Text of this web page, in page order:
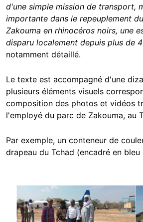
d'une simple mission de transport,
importante dans le repeuplement
Zakouma en rhinocéros noirs, une
disparu localement depuis plus de
notamment détaillé.
Le texte est accompagné d'une
plusieurs éléments visuels
composition des photos et vidéos
l'employé du parc de Zakouma, au
Par exemple, un conteneur de
drapeau du Tchad (encadré en